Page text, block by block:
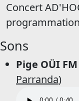
Concert
Sons
Pige OÜI
Parranda)